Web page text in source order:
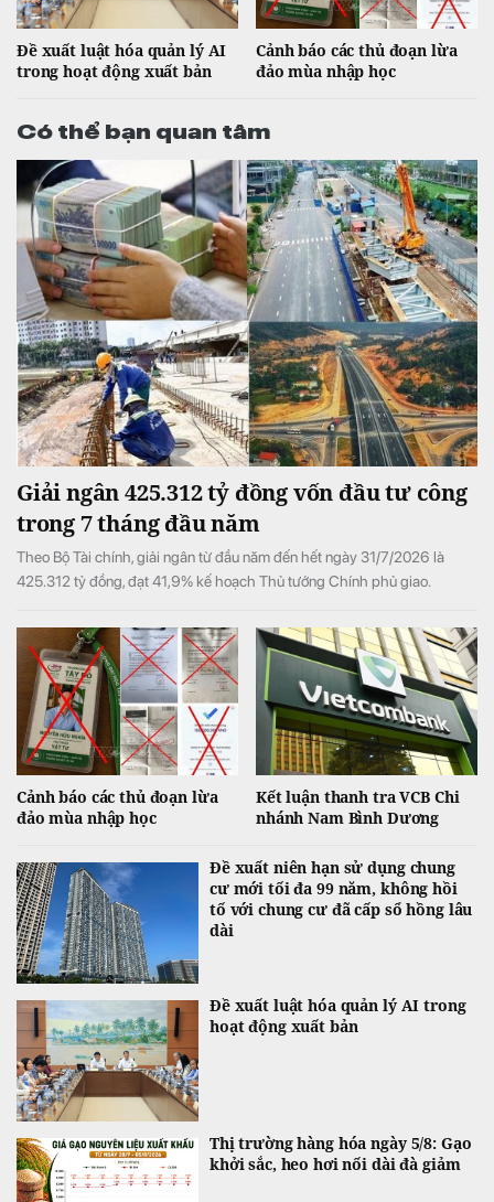
Đề xuất luật hóa quản lý AI
trong hoạt động xuất bản
Cảnh báo các thủ đoạn lừa
đảo mùa nhập học
Có thể bạn quan tâm
Giải ngân 425.312 tỷ đồng vốn đầu tư công
trong 7 tháng đầu năm
Theo Bộ Tài chính, giải ngân từ đầu năm đến hết ngày 31/7/2026 là
425.312 tỷ đồng, đạt 41,9% kế hoạch Thủ tướng Chính phủ giao.
Cảnh báo các thủ đoạn lừa
đảo mùa nhập học
Kết luận thanh tra VCB Chi
nhánh Nam Bình Dương
Đề xuất niên hạn sử dụng chung
cư mới tối đa 99 năm, không hồi
tố với chung cư đã cấp sổ hồng lâu
dài
Đề xuất luật hóa quản lý AI trong
hoạt động xuất bản
Thị trường hàng hóa ngày 5/8: Gạo
khởi sắc, heo hơi nối dài đà giảm